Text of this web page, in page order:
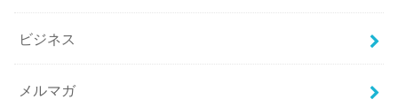
ビジネス
メルマガ